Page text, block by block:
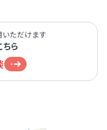
ただけます
ら